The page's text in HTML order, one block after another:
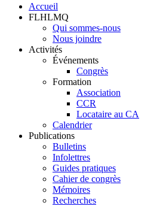
Accueil
FLHLMQ
Qui sommes-nous
Nous joindre
Activités
Événements
Congrès
Formation
Association
CCR
Locataire au CA
Calendrier
Publications
Bulletins
Infolettres
Guides pratiques
Cahier de congrès
Mémoires
Recherches